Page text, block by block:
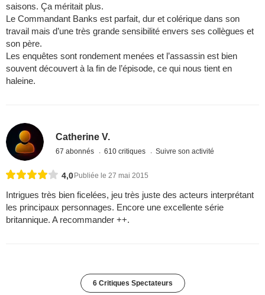
saisons. Ça méritait plus.
Le Commandant Banks est parfait, dur et colérique dans son
travail mais d’une très grande sensibilité envers ses collègues et
son père.
Les enquêtes sont rondement menées et l’assassin est bien
souvent découvert à la fin de l’épisode, ce qui nous tient en
haleine.
Catherine V.
67 abonnés 610 critiques Suivre son activité
4,0 Publiée le 27 mai 2015
Intrigues très bien ficelées, jeu très juste des acteurs interprétant
les principaux personnages. Encore une excellente série
britannique. A recommander ++.
6 Critiques Spectateurs